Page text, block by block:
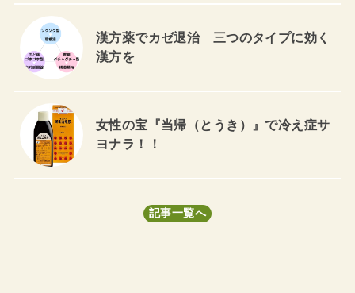
漢方薬でカゼ退治 三つのタイプに効く
漢方を
女性の宝『当帰（とうき）』で冷え症サ
ヨナラ！！
記事一覧へ